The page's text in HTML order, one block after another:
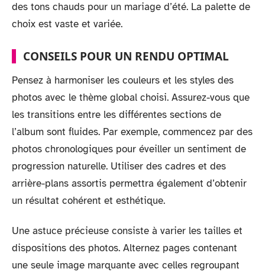
des tons chauds pour un mariage d’été. La palette de
choix est vaste et variée.
CONSEILS POUR UN RENDU OPTIMAL
Pensez à harmoniser les couleurs et les styles des
photos avec le thème global choisi. Assurez-vous que
les transitions entre les différentes sections de
l’album sont fluides. Par exemple, commencez par des
photos chronologiques pour éveiller un sentiment de
progression naturelle. Utiliser des cadres et des
arrière-plans assortis permettra également d’obtenir
un résultat cohérent et esthétique.
Une astuce précieuse consiste à varier les tailles et
dispositions des photos. Alternez pages contenant
une seule image marquante avec celles regroupant